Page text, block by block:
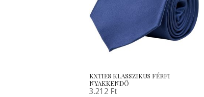
KXTIE8 KLASSZIKUS FÉRFI
NYAKKENDŐ
3.212 Ft